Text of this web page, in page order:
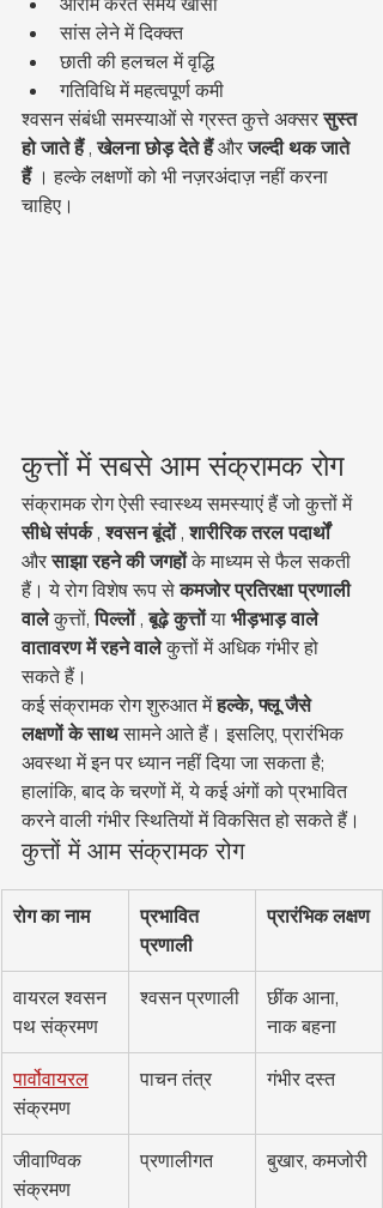
सांस लेने में दिक्क्त
छाती की हलचल में वृद्धि
गतिविधि में महत्वपूर्ण कमी
श्वसन संबंधी समस्याओं से ग्रस्त कुत्ते अक्सर सुस्त
हो जाते हैं , खेलना छोड़ देते हैं और जल्दी थक जाते
हैं । हल्के लक्षणों को भी नज़रअंदाज़ नहीं करना
चाहिए।
कुत्तों में सबसे आम संक्रामक रोग
संक्रामक रोग ऐसी स्वास्थ्य समस्याएं हैं जो कुत्तों में
सीधे संपर्क , श्वसन बूंदों , शारीरिक तरल पदार्थों
और साझा रहने की जगहों के माध्यम से फैल सकती
हैं। ये रोग विशेष रूप से कमजोर प्रतिरक्षा प्रणाली
वाले कुत्तों, पिल्लों , बूढ़े कुत्तों या भीड़भाड़ वाले
वातावरण में रहने वाले कुत्तों में अधिक गंभीर हो
सकते हैं।
कई संक्रामक रोग शुरुआत में हल्के, फ्लू जैसे
लक्षणों के साथ सामने आते हैं। इसलिए, प्रारंभिक
अवस्था में इन पर ध्यान नहीं दिया जा सकता है;
हालांकि, बाद के चरणों में, ये कई अंगों को प्रभावित
करने वाली गंभीर स्थितियों में विकसित हो सकते हैं।
कुत्तों में आम संक्रामक रोग
रोग का नाम
प्रभावित
प्रणाली
प्रारंभिक लक्षण
वायरल श्वसन
पथ संक्रमण
श्वसन प्रणाली
छींक आना,
नाक बहना
पार्वोवायरल
संक्रमण
पाचन तंत्र गंभीर दस्त
जीवाण्विक
संक्रमण
प्रणालीगत बुखार, कमजोरी